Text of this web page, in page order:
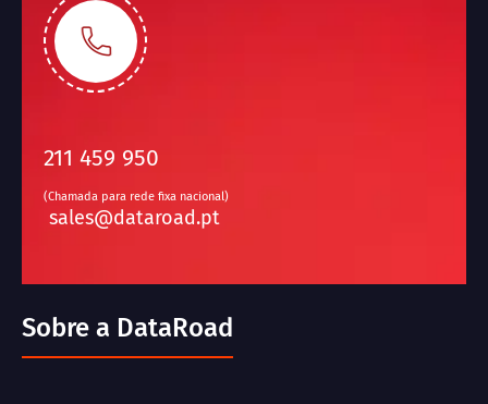
211 459 950
(Chamada para rede fixa nacional)
sales@dataroad.pt
Sobre a DataRoad